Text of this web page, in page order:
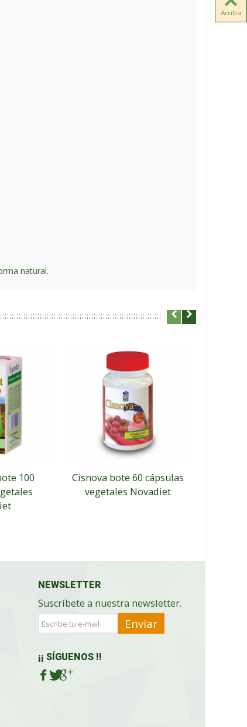
natural.
100
Cisnova bote 60 cápsulas
vegetales Novadiet
NEWSLETTER
Suscríbete a nuestra newsletter.
Enviar
¡¡ SÍGUENOS !!
Arriba